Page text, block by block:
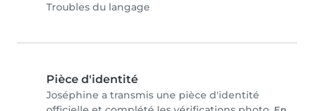
Troubles du langage
Pièce d'identité
Joséphine a transmis une pièce d'identité